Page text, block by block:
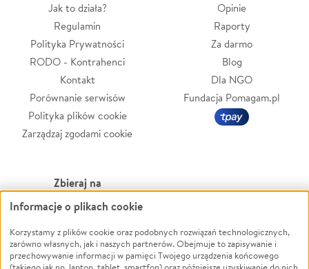
Jak to działa?
Regulamin
Polityka Prywatności
RODO - Kontrahenci
Kontakt
Porównanie serwisów
Polityka plików cookie
Zarządzaj zgodami cookie
Opinie
Raporty
Za darmo
Blog
Dla NGO
Fundacja Pomagam.pl
Zbieraj na
Leczenie
Zwierzęta
Pożar
Powódź
Wichura
Informacje o plikach cookie
Korzystamy z plików cookie oraz podobnych rozwiązań technologicznych,
zarówno własnych, jak i naszych partnerów. Obejmuje to zapisywanie i
przechowywanie informacji w pamięci Twojego urządzenia końcowego